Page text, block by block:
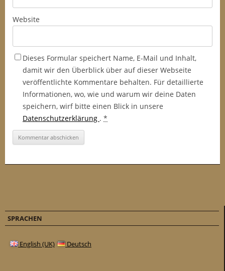
Website
Dieses Formular speichert Name, E-Mail und Inhalt,
damit wir den Überblick über auf dieser Webseite
veröffentlichte Kommentare behalten. Für detaillierte
Informationen, wo, wie und warum wir deine Daten
speichern, wirf bitte einen Blick in unsere
Datenschutzerklärung . *
SPRACHEN
English (UK) Deutsch